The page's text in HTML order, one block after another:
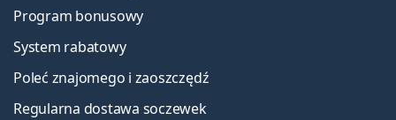
Program bonusowy
System rabatowy
Poleć znajomego i zaoszczędź
Regularna dostawa soczewek